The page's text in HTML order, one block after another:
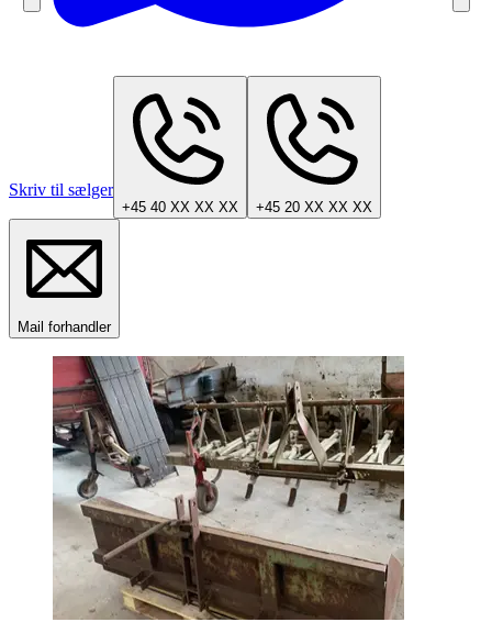
Skriv til sælger
+45 40 XX XX XX +45 20 XX XX XX
Mail forhandler